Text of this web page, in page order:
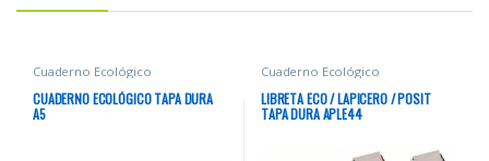
Cuaderno Ecológico
CUADERNO ECOLÓGICO TAPA DURA
A5
Cuaderno Ecológico
LIBRETA ECO / LAPICERO / POSIT
TAPA DURA APLE44